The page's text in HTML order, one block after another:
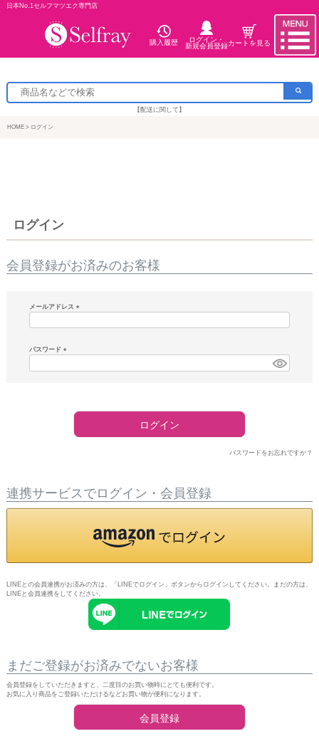
日本No.1セルフマツエク専門店
購入履歴
ログイン・
新規会員登録カートを見る
【配送に関して】
HOME ログイン
ログイン
会員登録がお済みのお客様
メールアドレス
須)
パスワード
須)
ログイン
パスワードをお忘れですか？
連携サービスでログイン・会員登録
LINEとの会員連携がお済みの方は、「LINEでログイン」ボタンからログインしてください。まだの方は、
LINEと会員連携 をしてください。
まだご登録がお済みでないお客様
会員登録をしていただきますと、二度目のお買い物時にとても便利です。
お気に入り商品をご登録いただけるなどお買い物が便利になります。
会員登録